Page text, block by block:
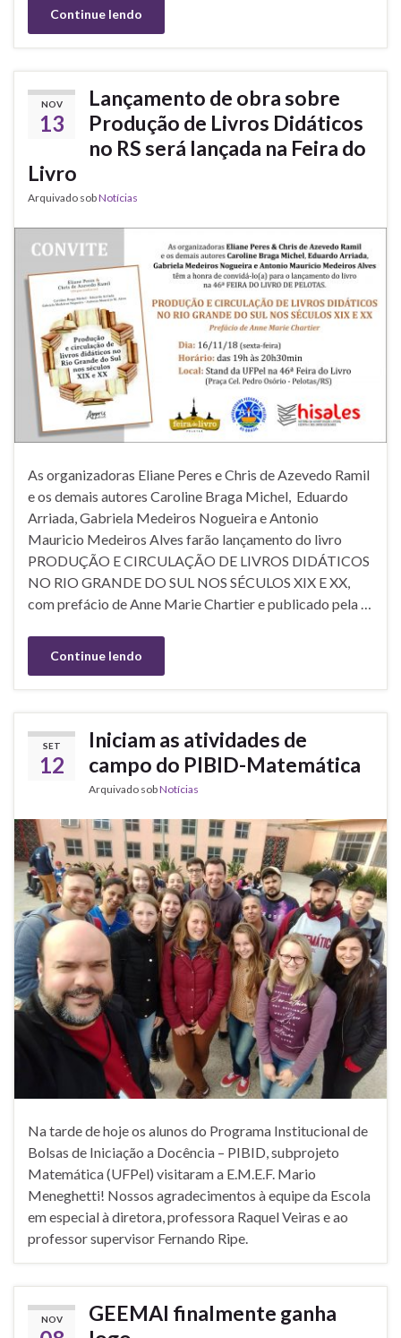
Continue lendo
NOV
13
Lançamento de obra sobre
Produção de Livros Didáticos
no RS será lançada na Feira do
Livro
Arquivado sobNotícias
As organizadoras Eliane Peres e Chris de Azevedo Ramil
e os demais autores Caroline Braga Michel, Eduardo
Arriada, Gabriela Medeiros Nogueira e Antonio
Mauricio Medeiros Alves farão lançamento do livro
PRODUÇÃO E CIRCULAÇÃO DE LIVROS DIDÁTICOS
NO RIO GRANDE DO SUL NOS SÉCULOS XIX E XX,
com prefácio de Anne Marie Chartier e publicado pela …
Continue lendo
SET
12
Iniciam as atividades de
campo do PIBID-Matemática
Arquivado sobNotícias
Na tarde de hoje os alunos do Programa Institucional de
Bolsas de Iniciação a Docência – PIBID, subprojeto
Matemática (UFPel) visitaram a E.M.E.F. Mario
Meneghetti! Nossos agradecimentos à equipe da Escola
em especial à diretora, professora Raquel Veiras e ao
professor supervisor Fernando Ripe.
NOV
GEEMAI finalmente ganha